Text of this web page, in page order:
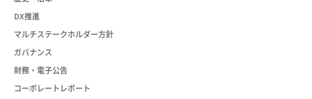
DX推進
マルチステークホルダー方針
ガバナンス
財務・電子公告
コーポレートレポート